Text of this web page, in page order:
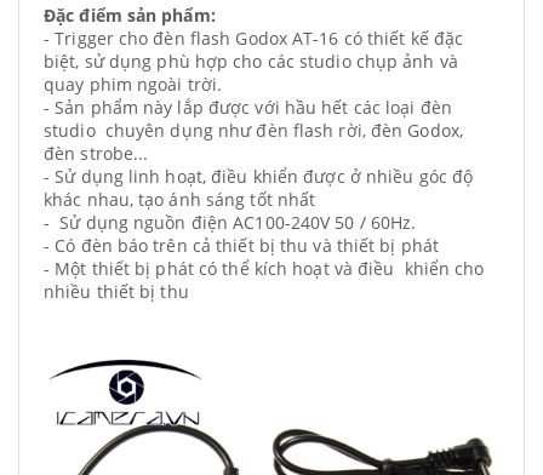
Đặc điểm sản phẩm:
- Trigger cho đèn flash Godox AT-16 có thiết kế đặc
biệt, sử dụng phù hợp cho các studio chụp ảnh và
quay phim ngoài trời.
- Sản phẩm này lắp được với hầu hết các loại đèn
studio chuyên dụng như đèn flash rời, đèn Godox,
đèn strobe...
- Sử dụng linh hoạt, điều khiển được ở nhiều góc độ
khác nhau, tạo ánh sáng tốt nhất
- Sử dụng nguồn điện AC100-240V 50 / 60Hz.
- Có đèn báo trên cả thiết bị thu và thiết bị phát
- Một thiết bị phát có thể kích hoạt và điều khiển cho
nhiều thiết bị thu